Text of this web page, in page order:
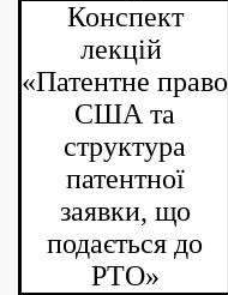
Конспект
лекцій
«Патентне право
США та
структура
патентної
заявки, що
подається до
PTO»